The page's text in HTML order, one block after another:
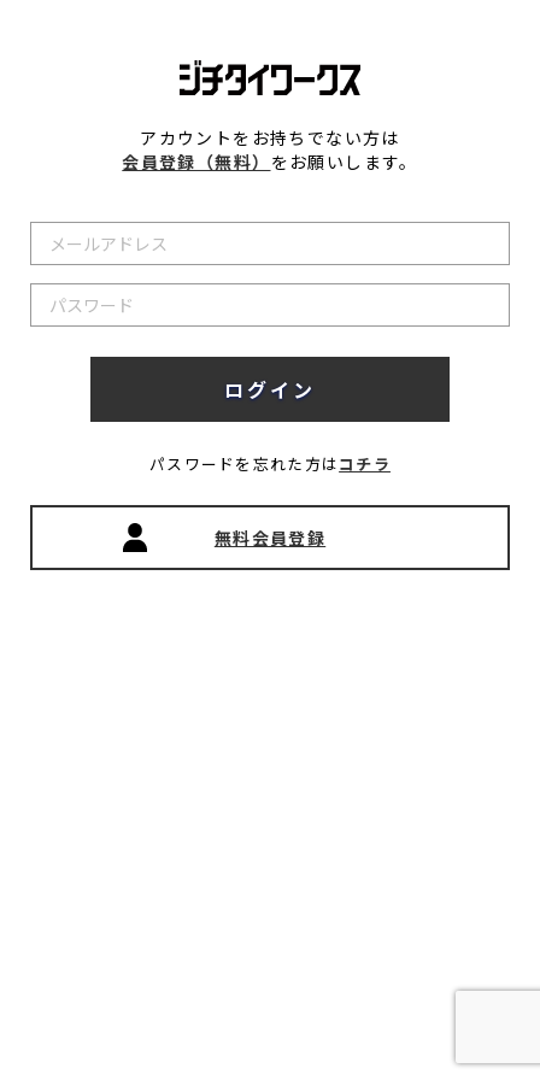
アカウントをお持ちでない方は
会員登録（無料） をお願いします。
パスワードを忘れた方はコチラ
無料会員登録